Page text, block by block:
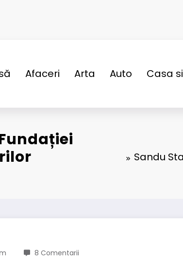
Afaceri Arta Auto Casa
Sandu
8 Comentarii